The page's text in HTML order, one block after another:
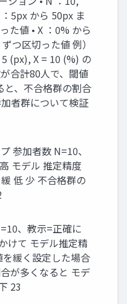
5px から 50px ま
た値 • X ：0% から
つ区切った値 例）
(px), X = 10 (%) の
合計80人で、閾値
と、不合格群の割合
者群について検証
参加者数 N=10、
モデル 推定精度
低 少 不合格群の
、教示=正確に
けて モデル推定精
緩く設定した場合
が多くなると モデ
23